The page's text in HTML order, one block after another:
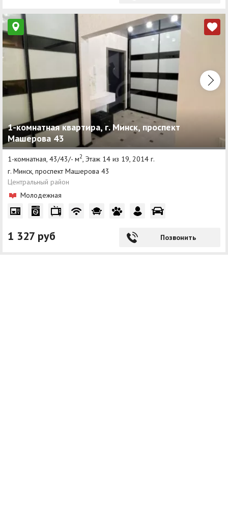
1-комнатная квартира, г. Минск, проспект
Машерова 43
1-комнатная, 43/43/- м2, Этаж 14 из 19, 2014 г.
г. Минск, проспект Машерова 43
Центральный район
Молодежная
1 327 руб Позвонить